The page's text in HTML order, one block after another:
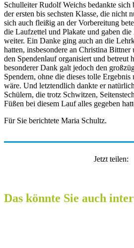
Schulleiter Rudolf Weichs bedankte sich
der ersten bis sechsten Klasse, die nicht
sich auch fleißig an der Vorbereitung
die Laufzettel und Plakate und gaben
weiter. Ein Danke ging auch an die
hatten, insbesondere an Christina
den Spendenlauf organisiert und betreut
besonderer Dank galt jedoch den
Spendern, ohne die dieses tolle Ergebnis
wäre. Und letztendlich dankte er
Schülern, die trotz Schwitzen,
Füßen bei diesem Lauf alles gegeben
Für Sie berichtete Maria Schultz.
Jetzt teilen:
Das könnte Sie auch